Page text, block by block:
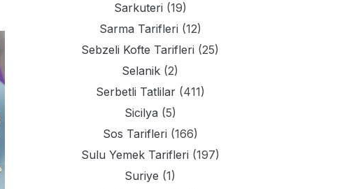
Sarkuteri (19)
Sarma Tarifleri (12)
Sebzeli Kofte Tarifleri (25)
Selanik (2)
Serbetli Tatlilar(411)
Sicilya (5)
Sos Tarifleri (166)
Sulu Yemek Tarifleri (197)
Suriye (1)